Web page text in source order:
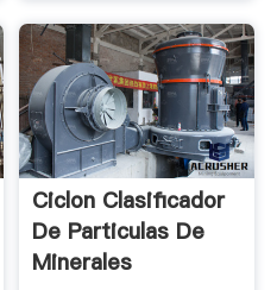
Ciclon Clasificador
De Particulas De
Minerales